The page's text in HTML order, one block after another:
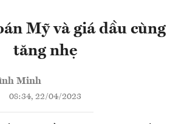
Mỹ và giá dầu cùng
tăng nhẹ
Minh
08:34, 22/04/2023